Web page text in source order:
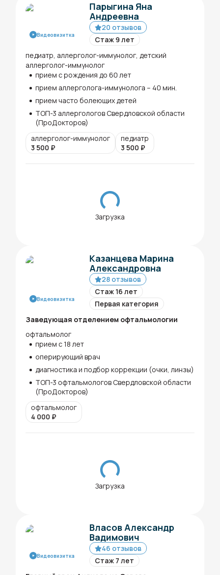
Видеовизитка
Парыгина Яна
Андреевна
20 отзывов
Стаж 9 лет
педиатр, аллерголог-иммунолог, детский
аллерголог-иммунолог
прием с рождения до 60 лет
прием аллерголога-иммунолога – 40 мин.
прием часто болеющих детей
ТОП-3 аллергологов Свердловской области
(ПроДокторов)
аллерголог-иммунолог
3 500 ₽
педиатр
3 500 ₽
Загрузка
Видеовизитка
Казанцева Марина
Александровна
28 отзывов
Стаж 16 лет
Первая категория
Заведующая отделением офтальмологии
офтальмолог
прием с 18 лет
оперирующий врач
диагностика и подбор коррекции (очки, линзы)
ТОП-3 офтальмологов Свердловской области
(ПроДокторов)
офтальмолог
4 000 ₽
Загрузка
Видеовизитка
Власов Александр
Вадимович
46 отзывов
Стаж 7 лет